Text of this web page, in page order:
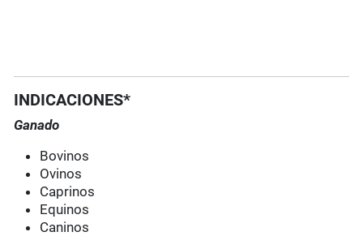
INDICACIONES*
Ganado
Bovinos
Ovinos
Caprinos
Equinos
Caninos